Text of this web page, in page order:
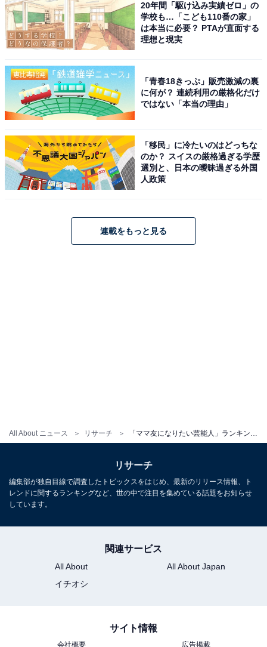
All About ニュース リサーチ
20年間「駆け込み実績ゼロ」の
学校も…「こども110番の家」
は本当に必要？ PTAが直面する
理想と現実
「青春18きっぷ」販売激減の裏
に何が？ 連続利用の厳格化だけ
ではない「本当の理由」
「移民」に冷たいのはどっちな
のか？ スイスの厳格過ぎる学歴
選別と、日本の曖昧過ぎる外国
人政策
連載をもっと見る
リサーチ
編集部が独自目線で調査したトピックスをはじめ、最新のリリース情報、ト
レンドに関するランキングなど、世の中で注目を集めている話題をお知らせ
しています。
関連サービス
All About
All About Japan
イチオシ
サイト情報
会社概要 広告掲載